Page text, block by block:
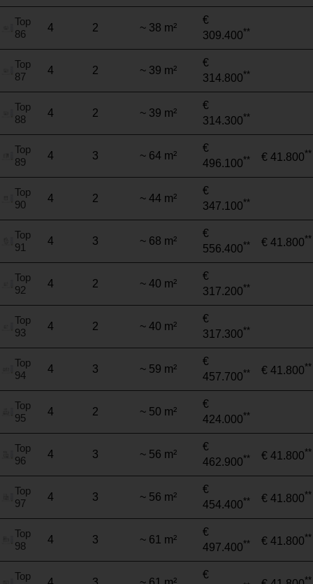
Top
86
4 2 ~ 38 m²
€
309.400**
Top
87
4 2 ~ 39 m²
€
314.800**
Top
88
4 2 ~ 39 m²
€
314.300**
Top
89
4 3 ~ 64 m²
€
496.100** € 41.800**
Top
90
4 2 ~ 44 m²
€
347.100**
Top
91
4 3 ~ 68 m²
€
556.400** € 41.800**
Top
92
4 2 ~ 40 m²
€
317.200**
Top
93
4 2 ~ 40 m²
€
317.300**
Top
94
4 3 ~ 59 m²
€
457.700** € 41.800**
Top
95
4 2 ~ 50 m²
€
424.000**
Top
96
4 3 ~ 56 m²
€
462.900** € 41.800**
Top
97
4 3 ~ 56 m²
€
454.400** € 41.800**
Top
98
4 3 ~ 61 m²
€
497.400** € 41.800**
Top
€
**